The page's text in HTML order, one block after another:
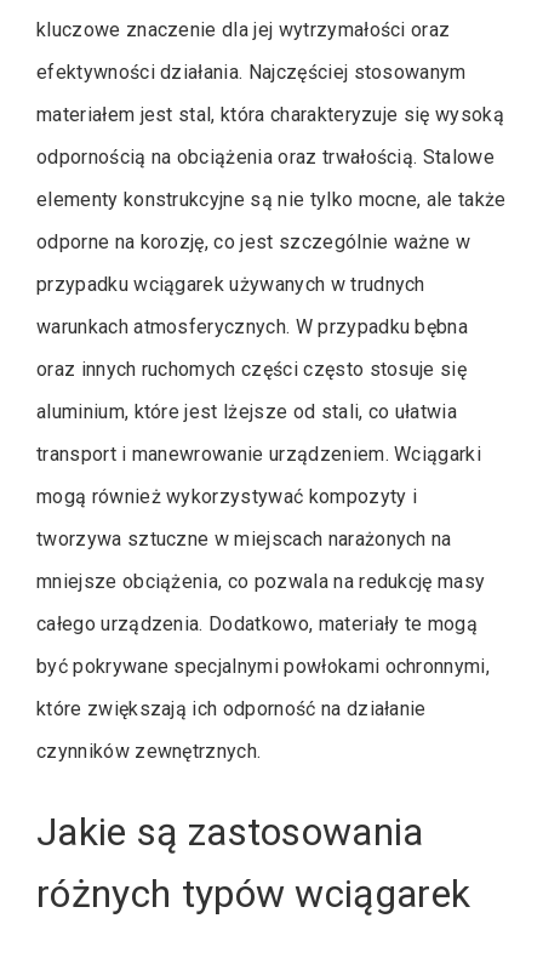
kluczowe znaczenie dla jej wytrzymałości oraz
efektywności działania. Najczęściej stosowanym
materiałem jest stal, która charakteryzuje się wysoką
odpornością na obciążenia oraz trwałością. Stalowe
elementy konstrukcyjne są nie tylko mocne, ale także
odporne na korozję, co jest szczególnie ważne w
przypadku wciągarek używanych w trudnych
warunkach atmosferycznych. W przypadku bębna
oraz innych ruchomych części często stosuje się
aluminium, które jest lżejsze od stali, co ułatwia
transport i manewrowanie urządzeniem. Wciągarki
mogą również wykorzystywać kompozyty i
tworzywa sztuczne w miejscach narażonych na
mniejsze obciążenia, co pozwala na redukcję masy
całego urządzenia. Dodatkowo, materiały te mogą
być pokrywane specjalnymi powłokami ochronnymi,
które zwiększają ich odporność na działanie
czynników zewnętrznych.
Jakie są zastosowania
różnych typów wciągarek